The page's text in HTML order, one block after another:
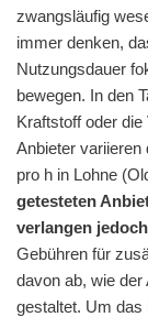
zwangsläufig
immer denken,
Nutzungsdauer
bewegen. In den
Kraftstoff oder
Anbieter
pro h in Lohne
getesteten
verlangen
Gebühren für
davon ab, wie der
gestaltet. Um das